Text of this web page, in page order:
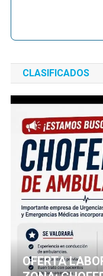
CLASIFICADOS
OFERTA